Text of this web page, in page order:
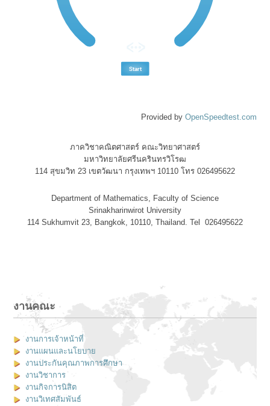
Provided by OpenSpeedtest.com
ภาควิชาคณิตศาสตร์ คณะวิทยาศาสตร์
มหาวิทยาลัยศรีนครินทรวิโรฒ
114 สุขมวิท 23 เขตวัฒนา กรุงเทพฯ 10110 โทร 026495622
Department of Mathematics, Faculty of Science
Srinakharinwirot University
114 Sukhumvit 23, Bangkok, 10110, Thailand. Tel 026495622
งานคณะ
งานการเจ้าหน้าที่
งานแผนและนโยบาย
งานประกันคุณภาพการศึกษา
งานวิชาการ
งานกิจการนิสิต
งานวิเทศสัมพันธ์